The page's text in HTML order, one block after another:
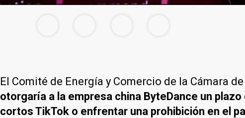
El Comité de Energía y Comercio de la Cámara
otorgaría a la empresa china ByteDance un
cortos TikTok o enfrentar una prohibición en el